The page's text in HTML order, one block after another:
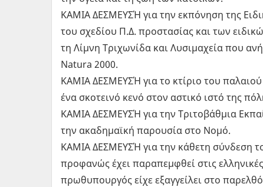
ΚΑΜΙΑ ΔΕΣΜΕΥΣΉ για την εκπόνηση της
του σχεδίου Π.Δ. προστασίας και των
τη Λίμνη Τριχωνίδα και Λυσιμαχεία που
Natura 2000.
ΚΑΜΙΑ ΔΕΣΜΕΥΣΉ για το κτίριο του
ένα σκοτεινό κενό στον αστικό ιστό της
ΚΑΜΙΑ ΔΕΣΜΕΥΣΉ για την Τριτοβάθμια
την ακαδημαϊκή παρουσία στο Νομό.
ΚΑΜΙΑ ΔΕΣΜΕΥΣΉ για την κάθετη σύνδεση
προφανώς έχει παραπεμφθεί στις
πρωθυπουργός είχε εξαγγείλει στο